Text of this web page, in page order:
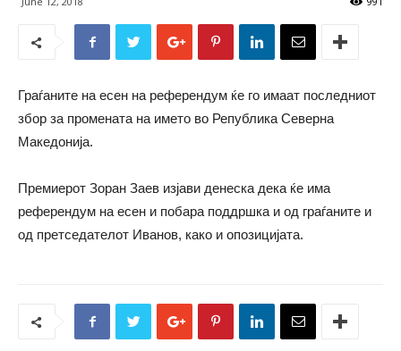
Граѓаните на есен на референдум ќе го имаат последниот
збор за промената на името во Република Северна
Македонија.
Премиерот Зоран Заев изјави денеска дека ќе има
референдум на есен и побара поддршка и од граѓаните и
од претседателот Иванов, како и опозицијата.